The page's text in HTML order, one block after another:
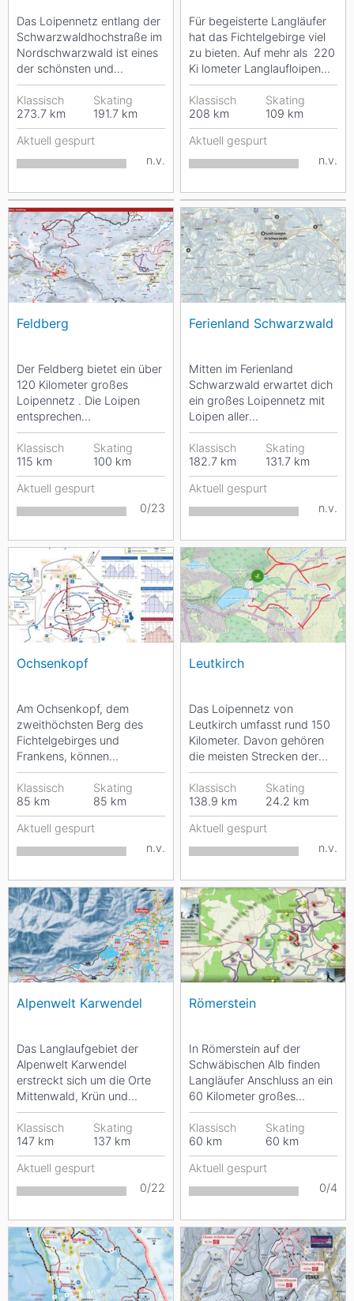
Das Loipennetz entlang der
Schwarzwaldhochstraße im
Nordschwarzwald ist eines
der schönsten und
bekanntesten in
Deutschland. In den...
Klassisch
273.7 km
Skating
191.7 km
Aktuell gespurt
n.v.
Für begeisterte Langläufer
hat das Fichtelgebirge viel
zu bieten. Auf mehr als 220
Ki lometer Langlaufloipen
kannst Du die verschneite...
Klassisch
208 km
Skating
109 km
Aktuell gespurt
n.v.
Feldberg
Der Feldberg bietet ein über
120 Kilometer großes
Loipennetz . Die Loipen
entsprechen
unterschiedlichen
Schwierigkeitsgraden und
liegen auf...
Klassisch
115 km
Skating
100 km
Aktuell gespurt
0/23
Ferienland Schwarzwald
Mitten im Ferienland
Schwarzwald erwartet dich
ein großes Loipennetz mit
Loipen aller
Schwierigkeitsstufen. Zum
klassischen Langlaufen
oder...
Klassisch
182.7 km
Skating
131.7 km
Aktuell gespurt
n.v.
Ochsenkopf
Am Ochsenkopf, dem
zweithöchsten Berg des
Fichtelgebirges und
Frankens, können
Langläufer auf 100
Loipenkilometern durch die
winterliche...
Klassisch
85 km
Skating
85 km
Aktuell gespurt
n.v.
Leutkirch
Das Loipennetz von
Leutkirch umfasst rund 150
Kilometer. Davon gehören
die meisten Strecken der
mittelschweren Kategorie
an. Die Loipen sind...
Klassisch
138.9 km
Skating
24.2 km
Aktuell gespurt
n.v.
Alpenwelt Karwendel
Das Langlaufgebiet der
Alpenwelt Karwendel
erstreckt sich um die Orte
Mittenwald, Krün und
Wallgau. Das Loipennetz
umfasst rund 150
Kilometer...
Klassisch
147 km
Skating
137 km
Aktuell gespurt
0/22
Römerstein
In Römerstein auf der
Schwäbischen Alb finden
Langläufer Anschluss an ein
60 Kilometer großes
Loipennetz. So kann man
sich selber einen...
Klassisch
60 km
Skating
60 km
Aktuell gespurt
0/4